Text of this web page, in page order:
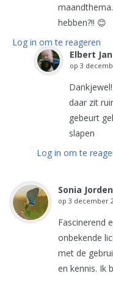
hebben?!! 😊
Log in om te reageren
Elbert
op 3
daar zit
gebeurt
slapen
Log in om te
Sonia
op 3 december
Fascinerend
onbekende
met de
en kennis. Ik